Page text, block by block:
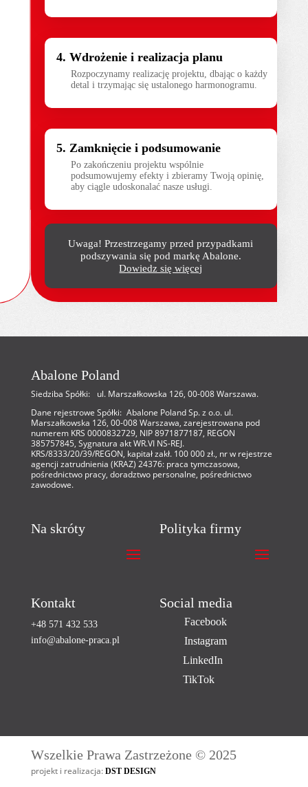
Wdrożenie i realizacja planu
Rozpoczynamy realizację projektu, dbając o każdy
detal i trzymając się ustalonego harmonogramu.
Zamknięcie i podsumowanie
Po zakończeniu projektu wspólnie
podsumowujemy efekty i zbieramy Twoją opinię,
aby ciągle udoskonalać nasze usługi.
Uwaga! Przestrzegamy przed przypadkami
podszywania się pod markę Abalone.
Dowiedz się więcej
Abalone Poland
Siedziba Spółki: ul. Marszałkowska 126, 00-008 Warszawa.
Dane rejestrowe Spółki: Abalone Poland Sp. z o.o. ul.
Marszałkowska 126, 00-008 Warszawa, zarejestrowana pod
numerem KRS 0000832729, NIP 8971877187, REGON
385757845, Sygnatura akt WR.VI NS-REJ.
KRS/8333/20/39/REGON, kapitał zakł. 100 000 zł., nr w rejestrze
agencji zatrudnienia (KRAZ) 24376: praca tymczasowa,
pośrednictwo pracy, doradztwo personalne, pośrednictwo
zawodowe.
Na skróty Polityka firmy
Kontakt
+48 571 432 533
info@abalone-praca.pl
Social media
Facebook
Instagram
LinkedIn
TikTok
Wszelkie Prawa Zastrzeżone © 2025
projekt i realizacja: DST DESIGN